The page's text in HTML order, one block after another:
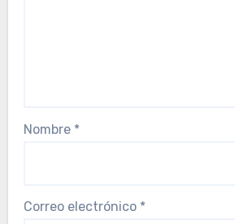
Nombre *
Correo electrónico *